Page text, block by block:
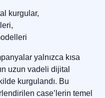
kurgular,
yalnızca kısa
uzun vadeli dijital
kurgulandı. Bu
case’lerin temel